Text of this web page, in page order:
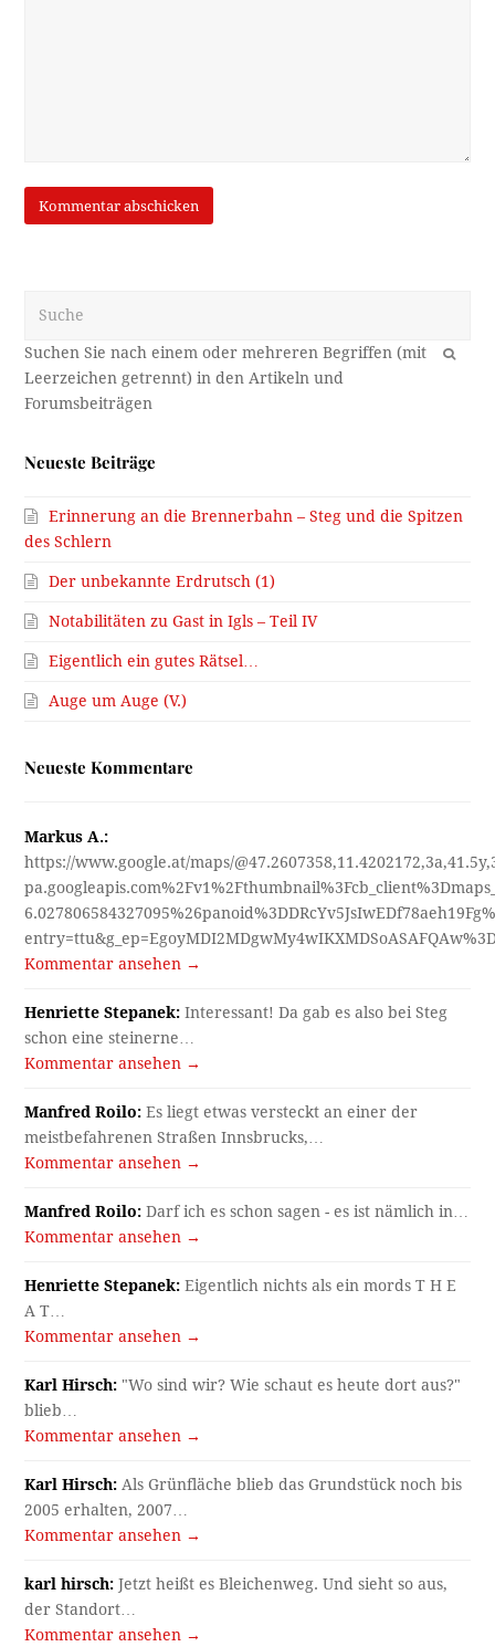
OK
Neueste Beiträge
Erinnerung an die Brennerbahn – Steg und die Spitzen
des Schlern
Der unbekannte Erdrutsch (1)
Notabilitäten zu Gast in Igls – Teil IV
Eigentlich ein gutes Rätsel…
Auge um Auge (V.)
Neueste Kommentare
Markus A.:
https://www.google.at/maps/
Kommentar ansehen →
Henriette Stepanek: Interessant! Da gab es also bei Steg
schon eine steinerne…
Kommentar ansehen →
Manfred Roilo: Es liegt etwas versteckt an einer der
meistbefahrenen Straßen Innsbrucks,…
Kommentar ansehen →
Manfred Roilo: Darf ich es schon sagen - es ist nämlich in…
Kommentar ansehen →
Henriette Stepanek: Eigentlich nichts als ein mords T H E
A T…
Kommentar ansehen →
Karl Hirsch: "Wo sind wir? Wie schaut es heute dort aus?"
blieb…
Kommentar ansehen →
Karl Hirsch: Als Grünfläche blieb das Grundstück noch bis
2005 erhalten, 2007…
Kommentar ansehen →
karl hirsch: Jetzt heißt es Bleichenweg. Und sieht so aus,
der Standort…
Kommentar ansehen →